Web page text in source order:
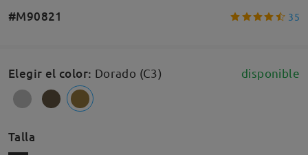
#M90821 35
Elegir el color: Dorado (C3) disponible
Talla